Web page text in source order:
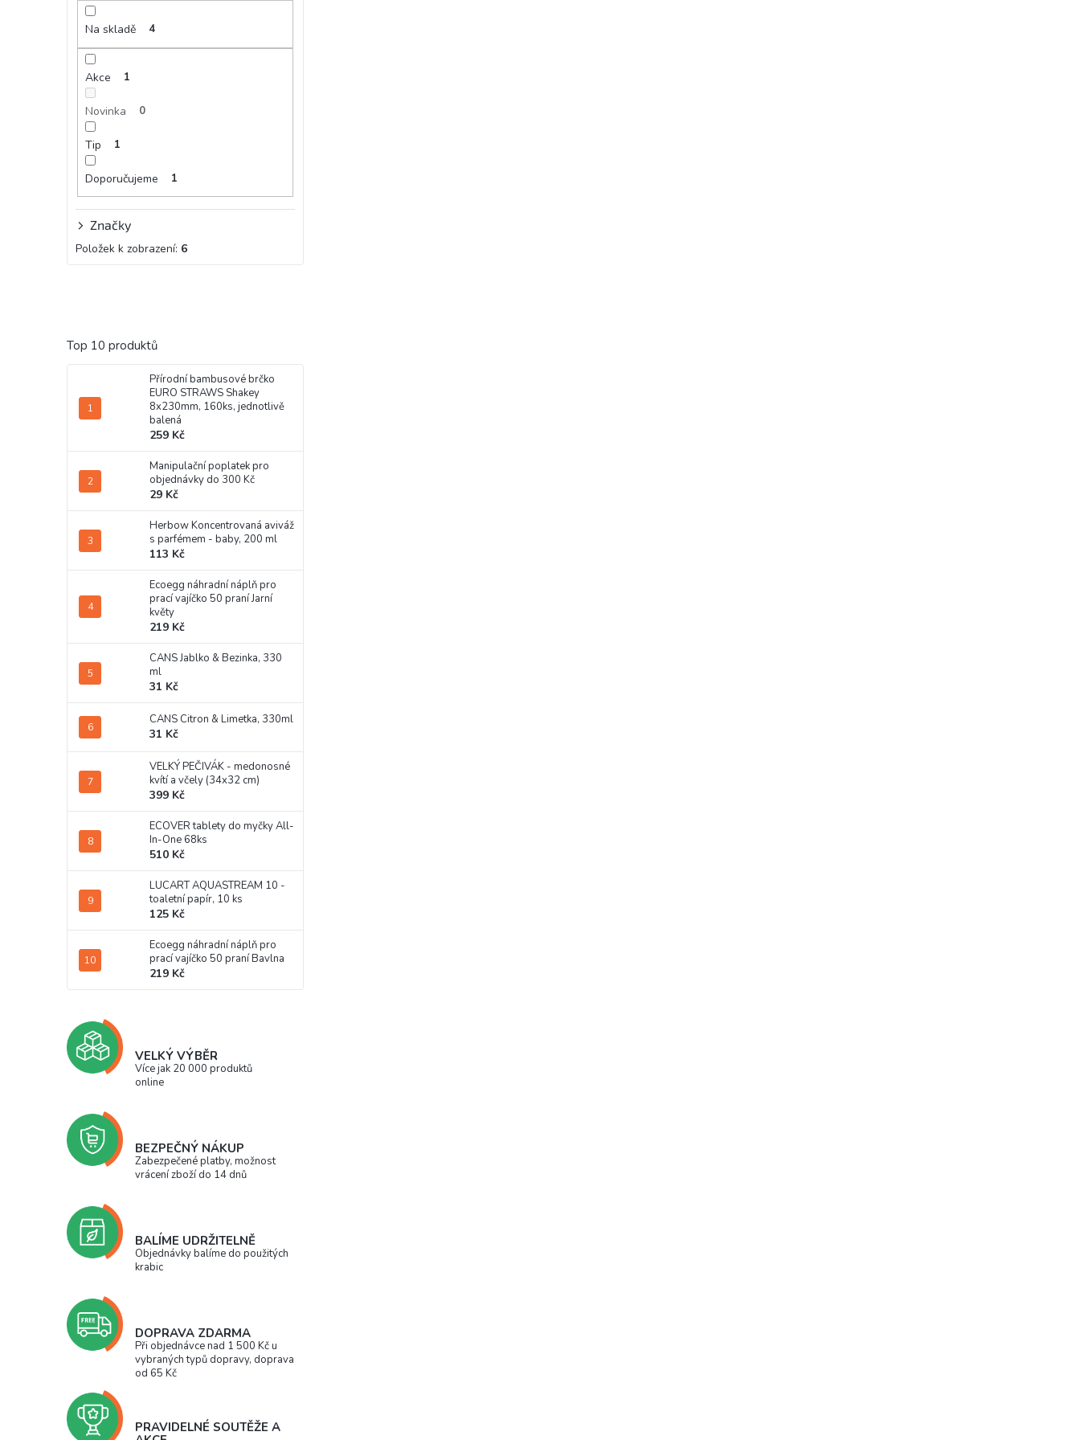
Na skladě 4
Akce 1
Novinka 0
Tip 1
Doporučujeme 1
Značky
Položek k zobrazení: 6
Top 10 produktů
Přírodní bambusové brčko
EURO STRAWS Shakey
8x230mm, 160ks, jednotlivě
balená
259 Kč
Manipulační poplatek pro
objednávky do 300 Kč
29 Kč
Herbow Koncentrovaná aviváž
s parfémem - baby, 200 ml
113 Kč
Ecoegg náhradní náplň pro
prací vajíčko 50 praní Jarní
květy
219 Kč
CANS Jablko & Bezinka, 330
ml
31 Kč
CANS Citron & Limetka, 330ml
31 Kč
VELKÝ PEČIVÁK - medonosné
kvítí a včely (34x32 cm)
399 Kč
ECOVER tablety do myčky All-
In-One 68ks
510 Kč
LUCART AQUASTREAM 10 -
toaletní papír, 10 ks
125 Kč
Ecoegg náhradní náplň pro
prací vajíčko 50 praní Bavlna
219 Kč
VELKÝ VÝBĚR
Více jak 20 000 produktů
online
BEZPEČNÝ NÁKUP
Zabezpečené platby, možnost
vrácení zboží do 14 dnů
BALÍME UDRŽITELNĚ
Objednávky balíme do použitých
krabic
DOPRAVA ZDARMA
Při objednávce nad 1 500 Kč u
vybraných typů dopravy, doprava
od 65 Kč
PRAVIDELNÉ SOUTĚŽE A